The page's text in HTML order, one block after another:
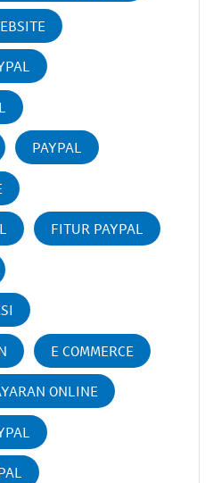
PAYPAL
FITUR PAYPAL
E COMMERCE
ONLINE